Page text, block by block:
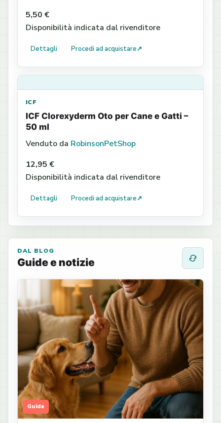
5,50 €
Disponibilità indicata dal rivenditore
Dettagli Procedi ad acquistare↗
ICF
ICF Clorexyderm Oto per Cane e Gatti –
50 ml
Venduto da RobinsonPetShop
12,95 €
Disponibilità indicata dal rivenditore
Dettagli Procedi ad acquistare↗
DAL BLOG
Guide e notizie
Guida